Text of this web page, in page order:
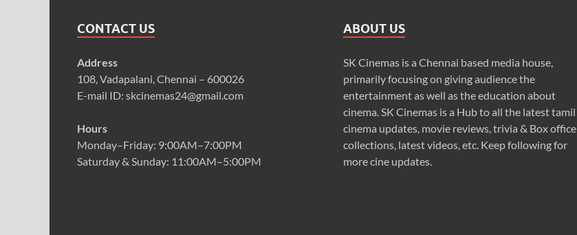
CONTACT US
Address
108, Vadapalani, Chennai – 600026
E-mail ID: skcinemas24@gmail.com
Hours
Monday–Friday: 9:00AM–7:00PM
Saturday & Sunday: 11:00AM–5:00PM
ABOUT US
SK Cinemas is a Chennai based media house,
primarily focusing on giving audience the
entertainment as well as the education about
cinema. SK Cinemas is a Hub to all the latest tamil
cinema updates, movie reviews, trivia & Box office
collections, latest videos, etc. Keep following for
more cine updates.